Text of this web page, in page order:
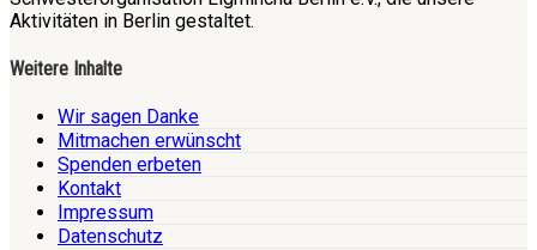
Aktivitäten in Berlin gestaltet.
Weitere Inhalte
Wir sagen Danke
Mitmachen erwünscht
Spenden erbeten
Kontakt
Impressum
Datenschutz